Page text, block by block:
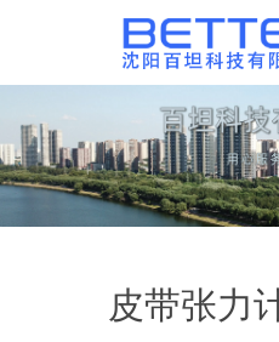
皮带张力